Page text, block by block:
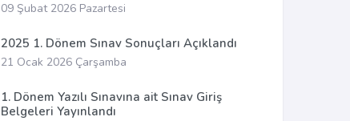
09 Şubat 2026 Pazartesi
2025 1. Dönem Sınav Sonuçları Açıklandı
21 Ocak 2026 Çarşamba
1. Dönem Yazılı Sınavına ait Sınav Giriş
Belgeleri Yayınlandı